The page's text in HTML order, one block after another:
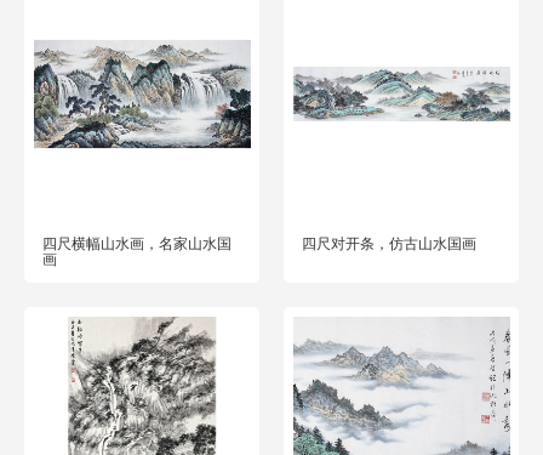
四尺横幅山水画，名家山水国
画
四尺对开条，仿古山水国画